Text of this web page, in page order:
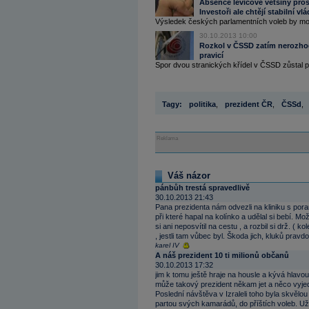
Absence levicové většiny
Investoři ale chtějí stabilní
Výsledek českých parlamentních voleb by
30.10.2013 10:00
Rozkol v ČSSD zatím
pravicí
Spor dvou stranických křídel v ČSSD zůstal
Tagy: politika prezident ČR ČSSd
Reklama
Váš názor
pánbůh trestá spravedlivě
30.10.2013 21:43
Pana prezidenta nám odvezli na kliniku s
při které hapal na kolínko a udělal si bebí.
si ani neposvítil na cestu , a rozbil si drž. (
, jestli tam vůbec byl. Škoda jich, kluků
karel IV
A náš prezident 10 ti milionů občanů
30.10.2013 17:32
jim k tomu ještě hraje na housle a kývá
může takový prezident někam jet a něco
Poslední návštěva v Izraleli toho byla
partou svých kamarádů, do příštích voleb.